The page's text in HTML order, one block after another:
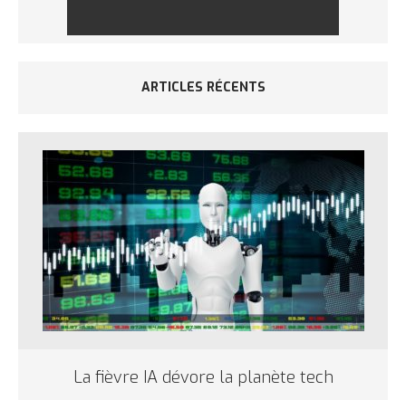
ARTICLES RÉCENTS
La fièvre IA dévore la planète tech